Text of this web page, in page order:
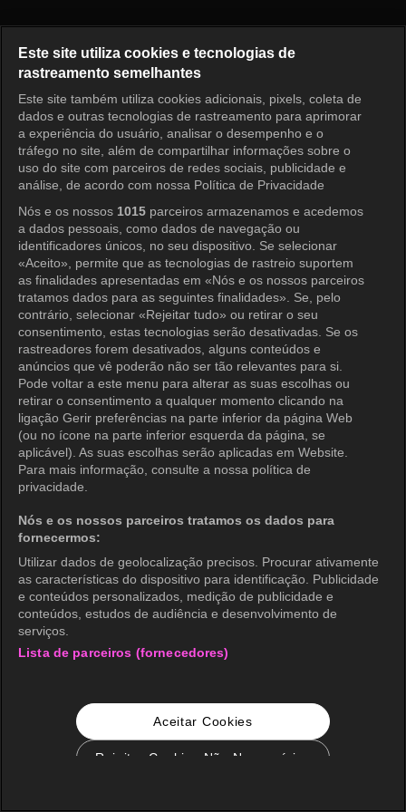
Entrar
Este site utiliza cookies e tecnologias de
rastreamento semelhantes
Este site também utiliza cookies adicionais, pixels, coleta de
dados e outras tecnologias de rastreamento para aprimorar
a experiência do usuário, analisar o desempenho e o
tráfego no site, além de compartilhar informações sobre o
uso do site com parceiros de redes sociais, publicidade e
análise, de acordo com nossa Política de Privacidade
Nós e os nossos 1015 parceiros armazenamos e acedemos
a dados pessoais, como dados de navegação ou
identificadores únicos, no seu dispositivo. Se selecionar
«Aceito», permite que as tecnologias de rastreio suportem
as finalidades apresentadas em «Nós e os nossos parceiros
tratamos dados para as seguintes finalidades». Se, pelo
contrário, selecionar «Rejeitar tudo» ou retirar o seu
consentimento, estas tecnologias serão desativadas. Se os
rastreadores forem desativados, alguns conteúdos e
anúncios que vê poderão não ser tão relevantes para si.
Pode voltar a este menu para alterar as suas escolhas ou
retirar o consentimento a qualquer momento clicando na
ligação Gerir preferências na parte inferior da página Web
(ou no ícone na parte inferior esquerda da página, se
aplicável). As suas escolhas serão aplicadas em Website.
Para mais informação, consulte a nossa política de
privacidade.
Nós e os nossos parceiros tratamos os dados para
fornecermos:
Utilizar dados de geolocalização precisos. Procurar ativamente
as características do dispositivo para identificação. Publicidade
e conteúdos personalizados, medição de publicidade e
conteúdos, estudos de audiência e desenvolvimento de
serviços.
Lista de parceiros (fornecedores)
Aceitar Cookies
Rejeitar Cookies Não Necessários